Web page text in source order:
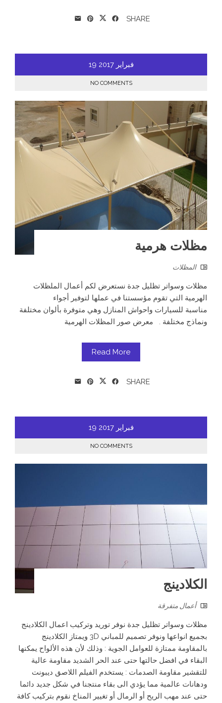
SHARE
فبراير 19 2017
NO COMMENTS
مظلات هرمية
المظلات
مظلات وسواتر تظليل جدة نستعرض لكم أعمال الملظلات
الهرمية التي تقوم مؤسستنا في عملها لتوفير أجواء
مناسبة للسيارات واحواش المنازل وهي متوفرة بألوان مختلفة
ونماذج مختلفة . معرض صور المظلات الهرمية
Read More
SHARE
فبراير 19 2017
NO COMMENTS
الكلادينج
أعمال متفرقة
مظلات وسواتر تظليل جدة نوفر توريد وتركيب اعمال الكلادينج
بجميع انواعها ونوفر تصميم للمباني 3D ويمتاز الكلادينج
بالمقاومة ممتازة للعوامل الجوية : وذلك لأن هذه الألواح يمكنها
البقاء في افضل حالتها حتى عند الحر الشديد مقاومة عالية
للتقشير مقاومة الصدمات : يستخدم الفيلم اللاصق ديبونت
ودهانات عالمية مما يؤدي الى بقاء منتجنا في شكل جديد دائما
حتى عند مهب الريح أو الرمال أو تغيير المناخ نقوم بتركيب كافة